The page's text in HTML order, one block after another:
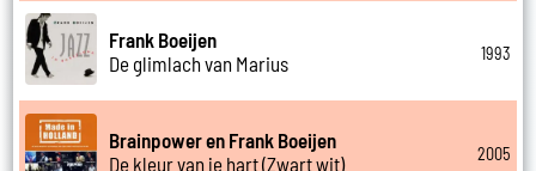
Frank Boeijen
De glimlach van Marius
1993
Brainpower en Frank Boeijen
De kleur van je hart (Zwart wit)
2005